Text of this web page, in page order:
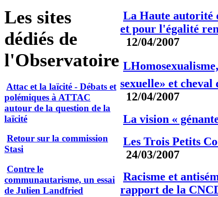
Les sites
dédiés de
l'Observatoire
Attac et la laïcité - Débats et
polémiques à ATTAC
autour de la question de la
laïcité
Retour sur la commission
Stasi
Contre le
communautarisme, un essai
de Julien Landfried
La Haute autorité
et pour l'égalité
12/04/2007
sexuelle» et
12/04/2007
La vision «
Les Trois Petits
24/03/2007
Racisme et
rapport de la